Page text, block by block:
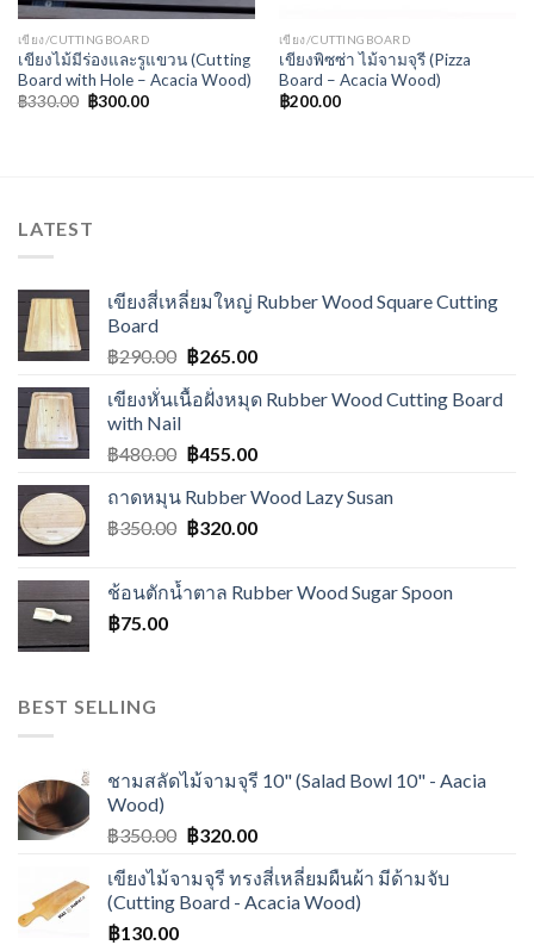
เขียง/CUTTINGBOARD
เขียงไม้มีร่องและรูแขวน (Cutting
Board with Hole – Acacia Wood)
฿330.00 ฿300.00
เขียง/CUTTINGBOARD
เขียงพิซซ่า ไม้จามจุรี (Pizza
Board – Acacia Wood)
฿200.00
LATEST
เขียงสี่เหลี่ยมใหญ่ Rubber Wood Square Cutting
Board
฿290.00 ฿265.00
เขียงหั่นเนื้อฝั่งหมุด Rubber Wood Cutting Board
with Nail
฿480.00 ฿455.00
ถาดหมุน Rubber Wood Lazy Susan
฿350.00 ฿320.00
ช้อนตักน้ำตาล Rubber Wood Sugar Spoon
฿75.00
BEST SELLING
ชามสลัดไม้จามจุรี 10" (Salad Bowl 10" - Aacia
Wood)
฿350.00 ฿320.00
เขียงไม้จามจุรี ทรงสี่เหลี่ยมผืนผ้า มีด้ามจับ
(Cutting Board - Acacia Wood)
฿130.00